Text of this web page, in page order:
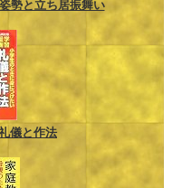
勢と立ち居振舞い
儀と作法